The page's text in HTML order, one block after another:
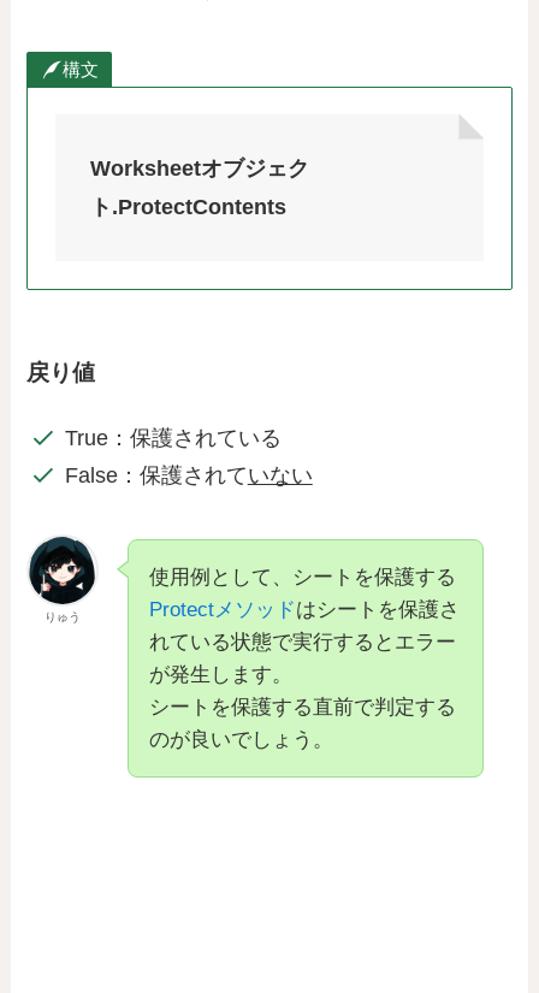
構文
Worksheetオブジェク
ト.ProtectContents
戻り値
True：保護されている
False：保護されていない
りゅう
使用例として、シートを保護する
Protectメソッドはシートを保護さ
れている状態で実行するとエラー
が発生します。
シートを保護する直前で判定する
のが良いでしょう。